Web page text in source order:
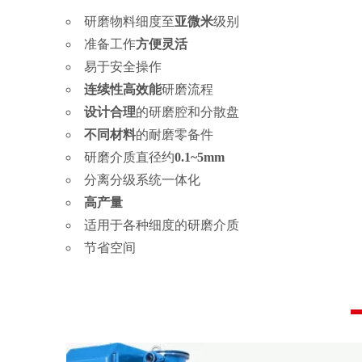
研磨物料细度至亚微米级别
准备工作方便灵活
易于安全操作
连续性高效能研磨流程
设计合理的研磨腔和分散盘
不同材料的耐磨零备件
研磨介质直径约0.1~5mm
分离分级系统一体化
高产量
适用于各种细度的研磨介质
节省空间